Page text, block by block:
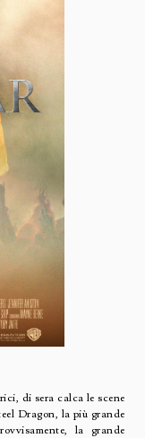
di sera calca le scene
Dragon, la più grande
la grande